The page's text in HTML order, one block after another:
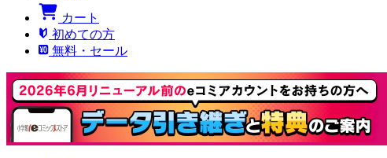
カート
初めての方
無料・セール